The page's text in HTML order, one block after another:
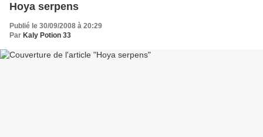
Hoya serpens
Publié le 30/09/2008 à 20:29
Par Kaly Potion 33